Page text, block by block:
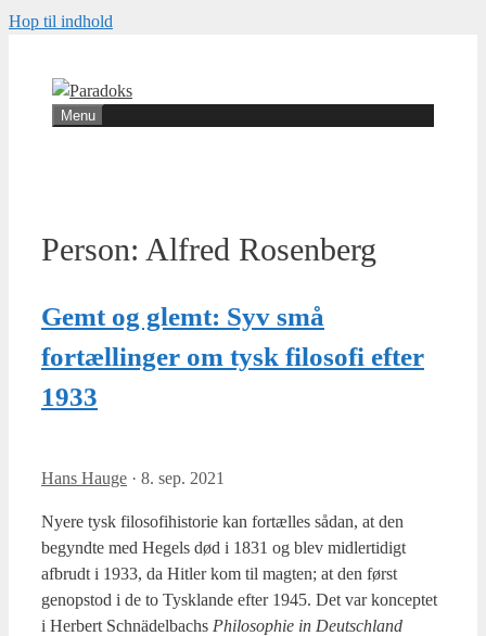
Hop til indhold
Menu
Person: Alfred Rosenberg
Gemt og glemt: Syv små
fortællinger om tysk filosofi efter
1933
Hans Hauge · 8. sep. 2021
Nye­re tysk filo­so­fi­hi­sto­rie kan for­tæl­les sådan, at den
begynd­te med Hegels død i 1831 og blev mid­ler­ti­digt
afbrudt i 1933, da Hit­ler kom til mag­ten; at den først
genop­stod i de to Tys­klan­de efter 1945. Det var kon­cep­tet
i Her­bert Schnä­del­ba­chs Phi­los­op­hie in Deut­schland